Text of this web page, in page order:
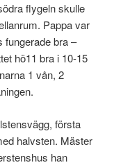
flygeln skulle
Pappa var
fungerade bra –
hö11 bra i 10-15
1 vån, 2
första
halvsten. Mäster
han